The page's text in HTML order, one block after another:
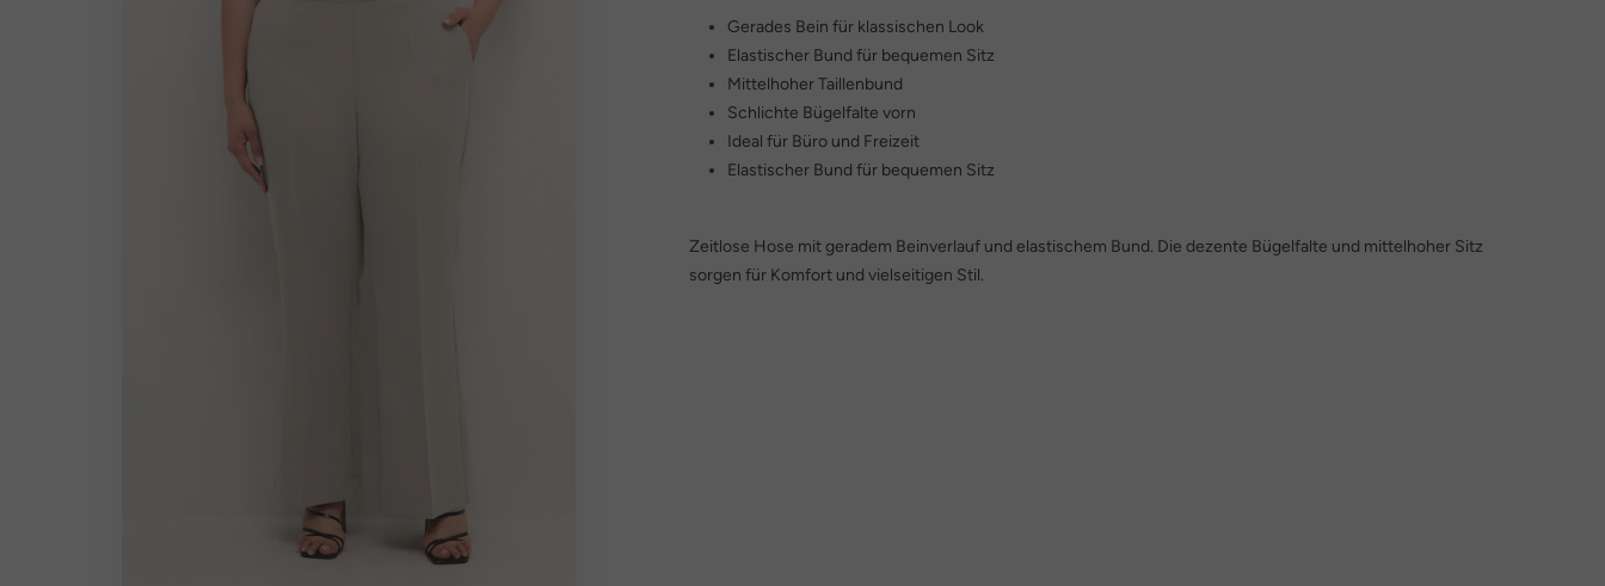
Gerades Bein für klassischen Look
Elastischer Bund für bequemen Sitz
Mittelhoher Taillenbund
Schlichte Bügelfalte vorn
Ideal für Büro und Freizeit
Elastischer Bund für bequemen Sitz
Zeitlose Hose mit geradem Beinverlauf und elastischem Bund. Die dezente Bügelfalte und mittelhoher Sitz
sorgen für Komfort und vielseitigen Stil.